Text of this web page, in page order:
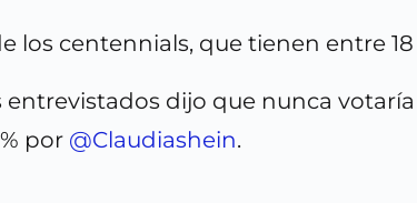
los centennials, que tienen entre
entrevistados dijo que nunca
por @Claudiashein.